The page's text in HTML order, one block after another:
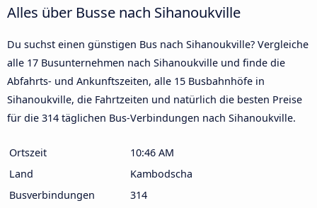
Alles über Busse nach Sihanoukville
Du suchst einen günstigen Bus nach Sihanoukville? Vergleiche
alle 17 Busunternehmen nach Sihanoukville und finde die
Abfahrts- und Ankunftszeiten, alle 15 Busbahnhöfe in
Sihanoukville, die Fahrtzeiten und natürlich die besten Preise
für die 314 täglichen Bus-Verbindungen nach Sihanoukville.
Ortszeit
10:46 AM
Land
Kambodscha
Busverbindungen
314